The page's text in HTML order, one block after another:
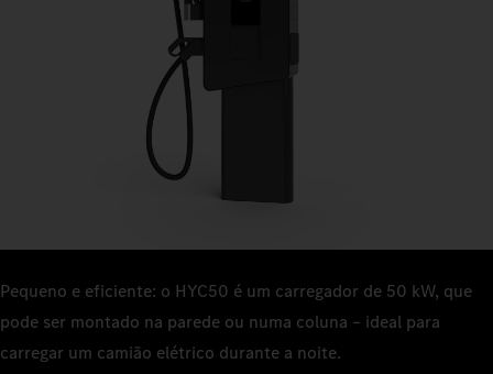
Pequeno e eficiente: o HYC50 é um carregador de 50 kW, que
pode ser montado na parede ou numa coluna – ideal para
carregar um camião elétrico durante a noite.